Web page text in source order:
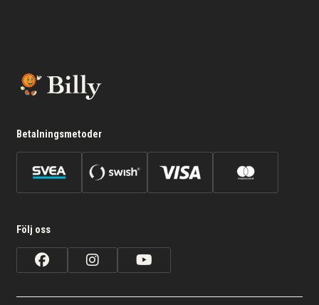
Betalningsmetoder
Följ oss